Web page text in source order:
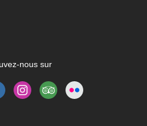
nous sur